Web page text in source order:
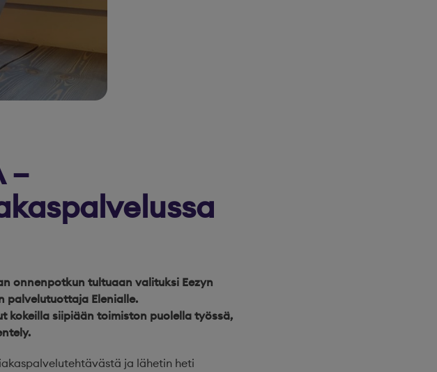
–
onnenpotkun tultuaan valituksi Eezyn
palvelutuottaja Elenialle.
kokeilla siipiään toimiston puolella työssä,
ja lähetin heti